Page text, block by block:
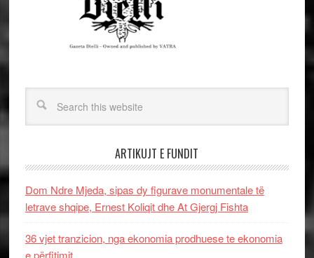
ARTIKUJT E FUNDIT
Dom Ndre Mjeda, sipas dy figurave monumentale të
letrave shqipe, Ernest Koliqit dhe At Gjergj Fishta
36 vjet tranzicion, nga ekonomia prodhuese te ekonomia
e përfitimit